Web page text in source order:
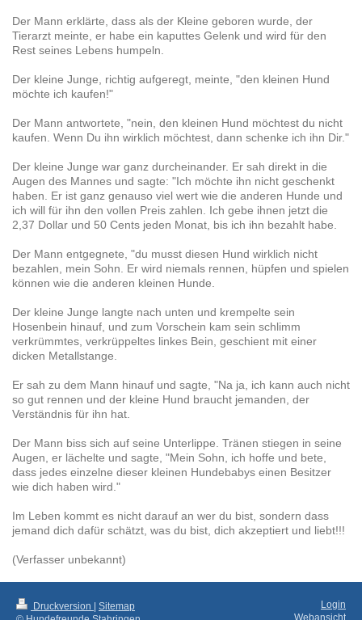
Der Mann erklärte, dass als der Kleine geboren wurde, der
Tierarzt meinte, er habe ein kaputtes Gelenk und wird für den
Rest seines Lebens humpeln.
Der kleine Junge, richtig aufgeregt, meinte, "den kleinen Hund
möchte ich kaufen!"
Der Mann antwortete, "nein, den kleinen Hund möchtest du nicht
kaufen. Wenn Du ihn wirklich möchtest, dann schenke ich ihn Dir."
Der kleine Junge war ganz durcheinander. Er sah direkt in die
Augen des Mannes und sagte: "Ich möchte ihn nicht geschenkt
haben. Er ist ganz genauso viel wert wie die anderen Hunde und
ich will für ihn den vollen Preis zahlen. Ich gebe ihnen jetzt die
2,37 Dollar und 50 Cents jeden Monat, bis ich ihn bezahlt habe.
Der Mann entgegnete, "du musst diesen Hund wirklich nicht
bezahlen, mein Sohn. Er wird niemals rennen, hüpfen und spielen
können wie die anderen kleinen Hunde.
Der kleine Junge langte nach unten und krempelte sein
Hosenbein hinauf, und zum Vorschein kam sein schlimm
verkrümmtes, verkrüppeltes linkes Bein, geschient mit einer
dicken Metallstange.
Er sah zu dem Mann hinauf und sagte, "Na ja, ich kann auch nicht
so gut rennen und der kleine Hund braucht jemanden, der
Verständnis für ihn hat.
Der Mann biss sich auf seine Unterlippe. Tränen stiegen in seine
Augen, er lächelte und sagte, "Mein Sohn, ich hoffe und bete,
dass jedes einzelne dieser kleinen Hundebabys einen Besitzer
wie dich haben wird."
Im Leben kommt es nicht darauf an wer du bist, sondern dass
jemand dich dafür schätzt, was du bist, dich akzeptiert und liebt!!!
(Verfasser unbekannt)
Druckversion
Sitemap
Login
Webansicht